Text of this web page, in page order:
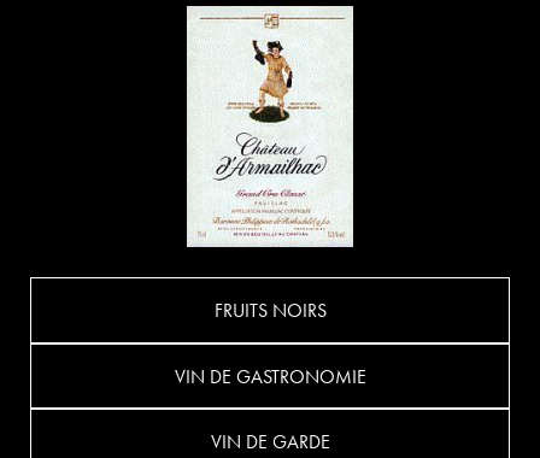
FRUITS NOIRS
VIN DE GASTRONOMIE
VIN DE GARDE